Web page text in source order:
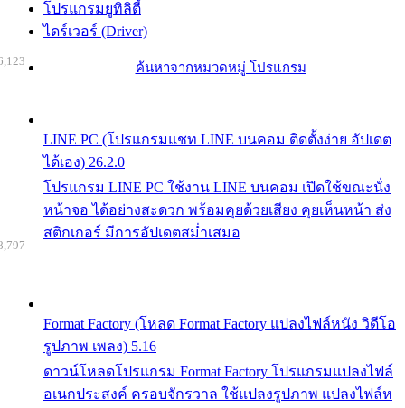
โปรแกรมยูทิลิตี้
ไดร์เวอร์ (Driver)
ค้นหาจากหมวดหมู่ โปรแกรม
LINE PC (โปรแกรมแชท LINE บนคอม ติดตั้งง่าย อัปเดต
ได้เอง) 26.2.0
โปรแกรม LINE PC ใช้งาน LINE บนคอม เปิดใช้ขณะนั่ง
หน้าจอ ได้อย่างสะดวก พร้อมคุยด้วยเสียง คุยเห็นหน้า ส่ง
สติกเกอร์ มีการอัปเดตสม่ำเสมอ
Format Factory (โหลด Format Factory แปลงไฟล์หนัง วิดีโอ
รูปภาพ เพลง) 5.16
ดาวน์โหลดโปรแกรม Format Factory โปรแกรมแปลงไฟล์
อเนกประสงค์ ครอบจักรวาล ใช้แปลงรูปภาพ แปลงไฟล์ห